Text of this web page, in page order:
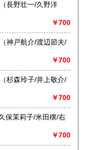
￥700
￥700
￥700
￥700